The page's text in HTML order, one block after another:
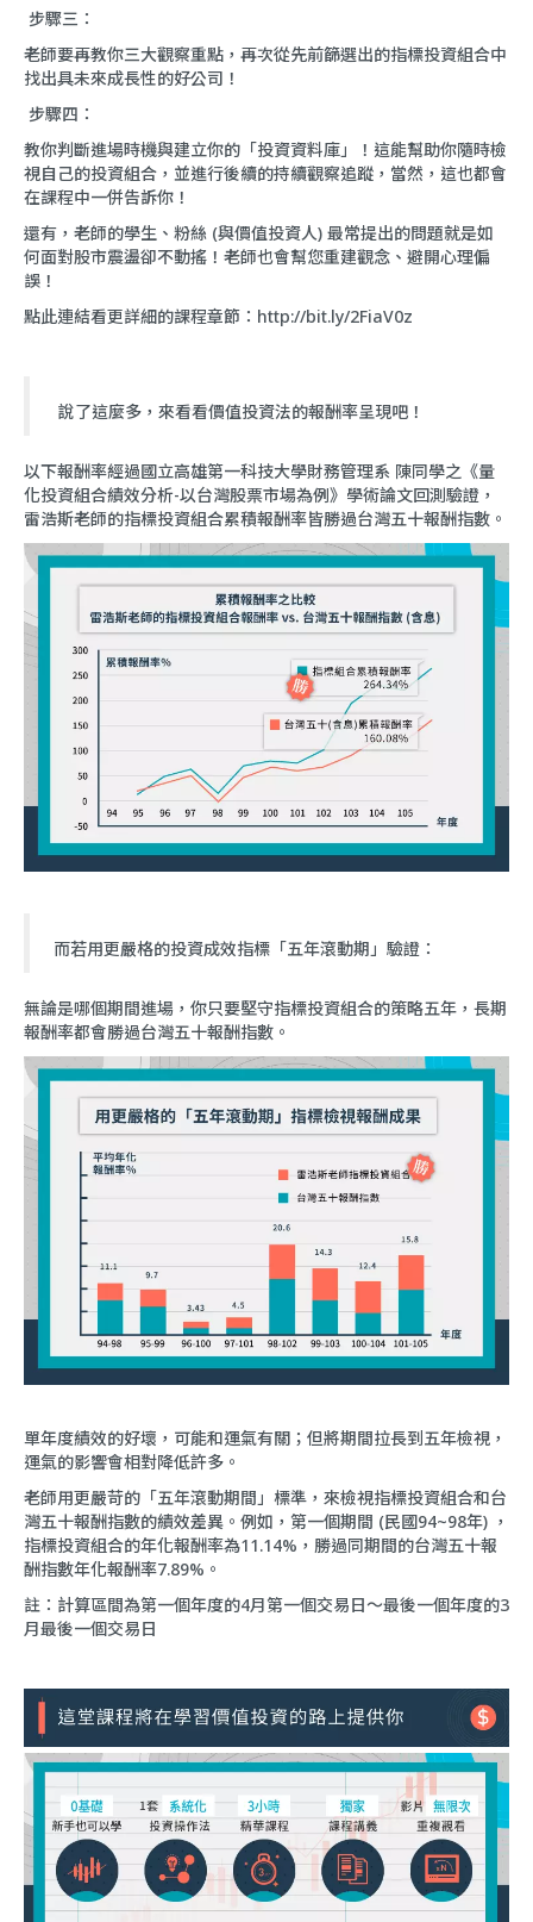
步驟三：
老師要再教你三大觀察重點，再次從先前篩選出的指標投資組合中
找出具未來成長性的好公司！
步驟四：
教你判斷進場時機與建立你的「投資資料庫」！這能幫助你隨時檢
視自己的投資組合，並進行後續的持續觀察追蹤，當然，這也都會
在課程中一併告訴你！
還有，老師的學生、粉絲 (與價值投資人) 最常提出的問題就是如
何面對股市震盪卻不動搖！老師也會幫您重建觀念、避開心理偏
誤！
點此連結看更詳細的課程章節： http://bit.ly/2FiaV0z
說了這麼多，來看看價值投資法的報酬率呈現吧！
以下報酬率經過國立高雄第一科技大學財務管理系 陳同學之《量
化投資組合績效分析-以台灣股票市場為例》學術論文回測驗證，
雷浩斯老師的指標投資組合累積報酬率皆勝過台灣五十報酬指數。
而若用更嚴格的投資成效指標「五年滾動期」驗證：
無論是哪個期間進場，你只要堅守指標投資組合的策略五年，長期
報酬率都會勝過台灣五十報酬指數。
單年度績效的好壞，可能和運氣有關；但將期間拉長到五年檢視，
運氣的影響會相對降低許多。
老師用更嚴苛的「五年滾動期間」標準，來檢視指標投資組合和台
灣五十報酬指數的績效差異。例如，第一個期間 (民國94~98年) ，
指標投資組合的年化報酬率為11.14%，勝過同期間的台灣五十報
酬指數年化報酬率7.89%。
註：計算區間為第一個年度的4月第一個交易日～最後一個年度的3
月最後一個交易日